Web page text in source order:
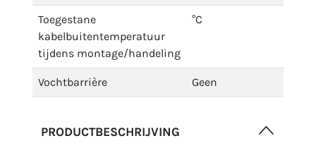
Toegestane
kabelbuitentemperatuur
tijdens montage/handeling
°C
Vochtbarrière Geen
PRODUCTBESCHRIJVING